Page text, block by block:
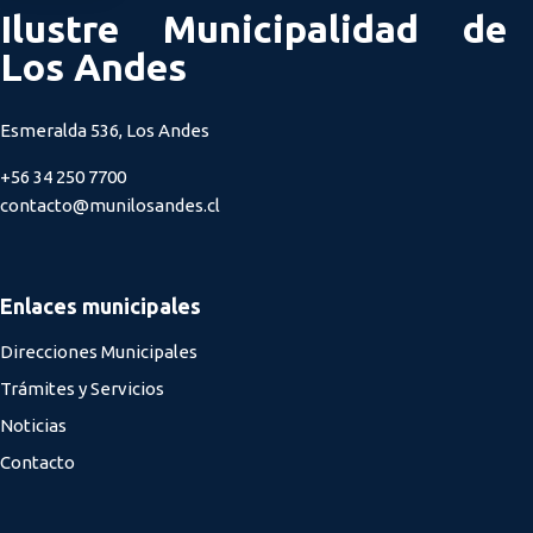
Ilustre Municipalidad de
Los Andes
Esmeralda 536, Los Andes
+56 34 250 7700
contacto@munilosandes.cl
Enlaces municipales
Direcciones Municipales
Trámites y Servicios
Noticias
Contacto